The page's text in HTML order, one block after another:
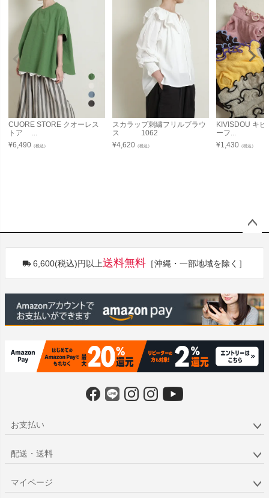
CUORE STORE クオーレス
トア ...
¥6,490 （税込）
スカラップ刺繍フリルブラウ
ス 1062
¥4,620 （税込）
KIVISDOU キ
ーフ...
¥1,430 （税込）
へ
6,600(税込)円以上送料無料 ［沖縄・一部地域を除く］
お支払い
配送・送料
マイページ